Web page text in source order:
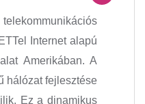
Internet alapú
Amerikában. A
hálózat fejlesztése
Ez a dinamikus